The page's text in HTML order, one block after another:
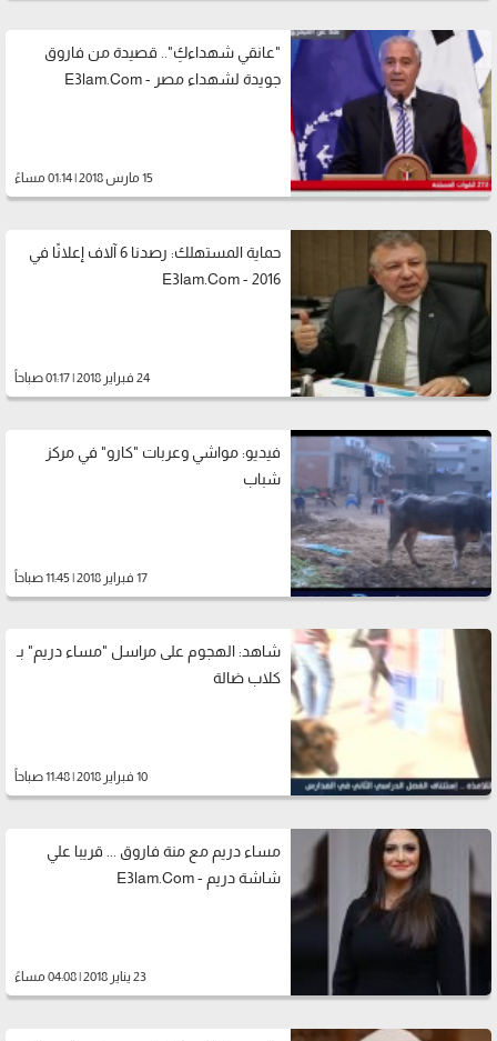
"عانقي شهداءكِ".. قصيدة من فاروق
جويدة لشهداء مصر - E3lam.Com
15 مارس 2018 | 01:14 مساءً
حماية المستهلك: رصدنا 6 آلاف إعلانًا في
2016 - E3lam.Com
24 فبراير 2018 | 01:17 صباحاً
فيديو: مواشي وعربات "كارو" في مركز
شباب
17 فبراير 2018 | 11:45 صباحاً
شاهد: الهجوم على مراسل "مساء دريم" بـ
كلاب ضالة
10 فبراير 2018 | 11:48 صباحاً
مساء دريم مع منة فاروق ... قريبا علي
شاشة دريم - E3lam.Com
23 يناير 2018 | 04:08 مساءً